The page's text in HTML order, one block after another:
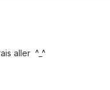
aller ^_^